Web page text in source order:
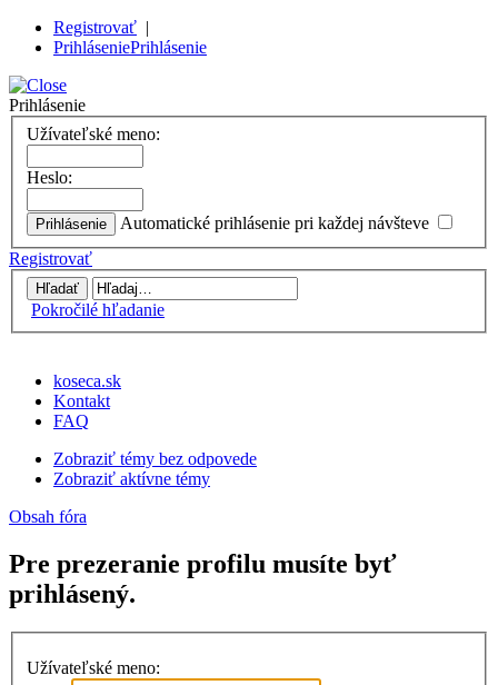
Registrovať |
PrihláseniePrihlásenie
Prihlásenie
Užívateľské meno:
Heslo:
Automatické prihlásenie pri každej návšteve
Registrovať
Pokročilé hľadanie
koseca.sk
Kontakt
FAQ
Zobraziť témy bez odpovede
Zobraziť aktívne témy
Obsah fóra
Pre prezeranie profilu musíte byť
prihlásený.
Užívateľské meno: